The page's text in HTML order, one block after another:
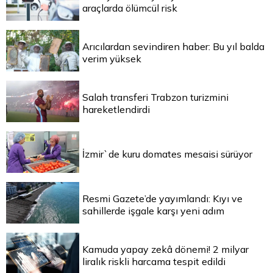
araçlarda ölümcül risk
Arıcılardan sevindiren haber: Bu yıl balda
verim yüksek
Salah transferi Trabzon turizmini
hareketlendirdi
İzmir`de kuru domates mesaisi sürüyor
Resmi Gazete’de yayımlandı: Kıyı ve
sahillerde işgale karşı yeni adım
Kamuda yapay zekâ dönemi! 2 milyar
liralık riskli harcama tespit edildi